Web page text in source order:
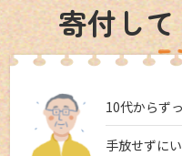
寄付し
10代からず
手放せずに